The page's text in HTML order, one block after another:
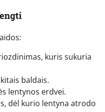
kuris sukuria
baldais.
lentynos erdvei.
dėl kurio lentyna atrodo